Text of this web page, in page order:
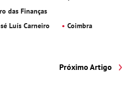
das Finanças
Luís Carneiro
Coimbra
Próximo Artigo